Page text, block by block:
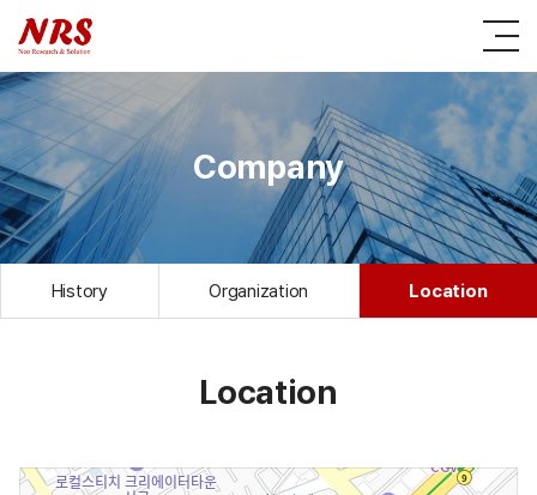
History
Organization
Location
Detail
Resource&Network
Expertise
Notice
News
Inquiry
Recruitment
Company
History Organization Location
Location